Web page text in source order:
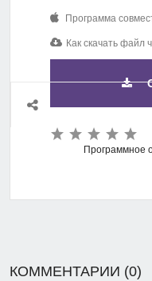
Программа
Как скачать файл
Программное
КОММЕНТАРИИ (0)